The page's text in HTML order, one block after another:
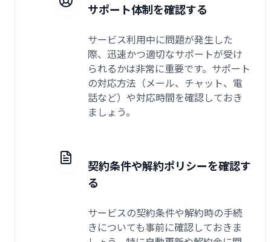
サポート体制を確認する
サービス利用中に問題が発生した
際、迅速かつ適切なサポートが受け
られるかは非常に重要です。サポート
の対応方法（メール、チャット、電
話など）や対応時間を確認しておき
ましょう。
契約条件や解約ポリシーを確認す
る
サービスの契約条件や解約時の手続
きについても事前に確認しておきま